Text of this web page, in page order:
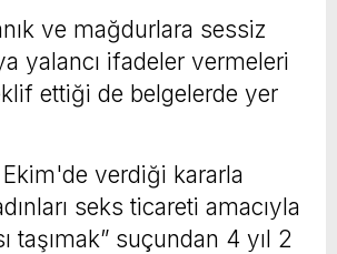
ve mağdurlara sessiz
yalancı ifadeler vermeleri
ettiği de belgelerde yer
verdiği kararla
seks ticareti amacıyla
taşımak” suçundan 4 yıl 2